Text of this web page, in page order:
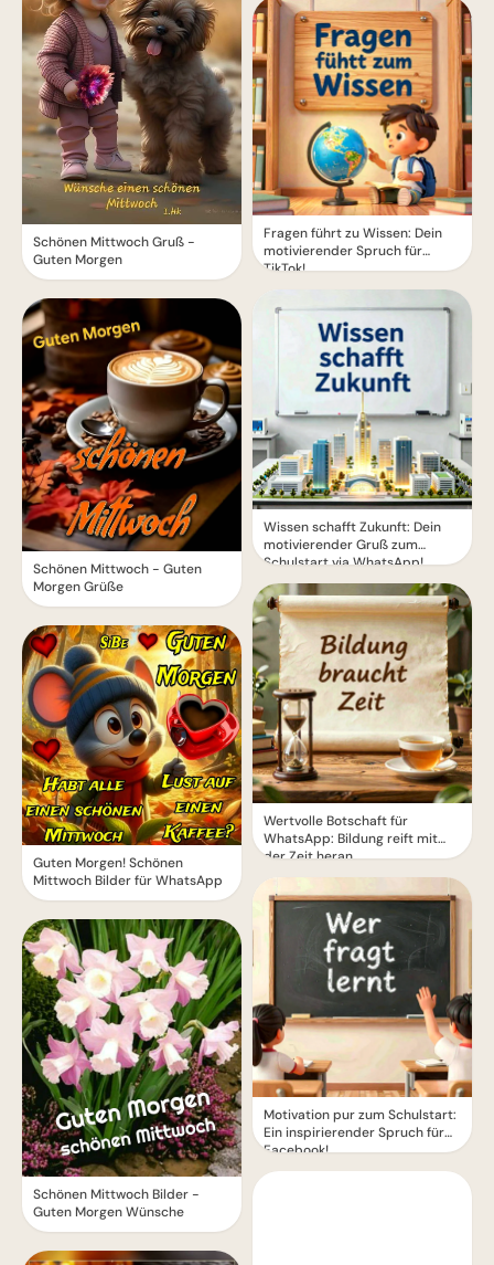
Schönen Mittwoch Gruß -
Guten Morgen
Schönen Mittwoch - Guten
Morgen Grüße
Guten Morgen! Schönen
Mittwoch Bilder für WhatsApp
Schönen Mittwoch Bilder -
Guten Morgen Wünsche
Fragen führt zu Wissen: Dein
motivierender Spruch für
TikTok!
Wissen schafft Zukunft: Dein
motivierender Gruß zum
Schulstart via WhatsApp!
Wertvolle Botschaft für
WhatsApp: Bildung reift mit
der Zeit heran
Motivation pur zum Schulstart:
Ein inspirierender Spruch für
Facebook!